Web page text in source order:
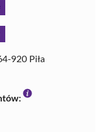
920 Piła